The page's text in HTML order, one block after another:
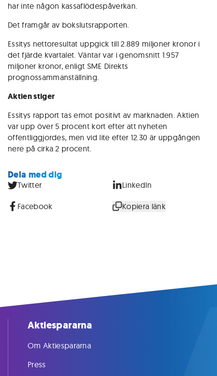
har inte någon kassaflödespåverkan.
Det framgår av bokslutsrapporten.
Essitys nettoresultat uppgick till 2.889 miljoner kronor i
det fjärde kvartalet. Väntar var i genomsnitt 1.957
miljoner kronor, enligt SME Direkts
prognossammanställning.
Aktien stiger
Essitys rapport tas emot positivt av marknaden. Aktien
var upp över 5 procent kort efter att nyheten
offentliggjordes, men vid lite efter 12.30 är uppgången
nere på cirka 2 procent.
Dela med dig
Twitter LinkedIn
Facebook Kopiera länk
Aktiespararna
Om Aktiespararna
Press